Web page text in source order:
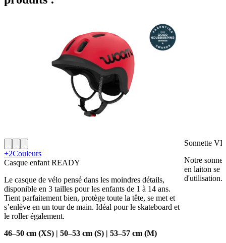
+2Couleurs
Casque enfant READY
Le casque de vélo pensé dans les moindres détails,
disponible en 3 tailles pour les enfants de 1 à 14 ans.
Tient parfaitement bien, protège toute la tête, se met et
s’enlève en un tour de main. Idéal pour le skateboard et
le roller également.
46–50 cm (XS) | 50–53 cm (S) | 53–57 cm (M)
Sonnette
Notre
en laiton se
d'utilisation.